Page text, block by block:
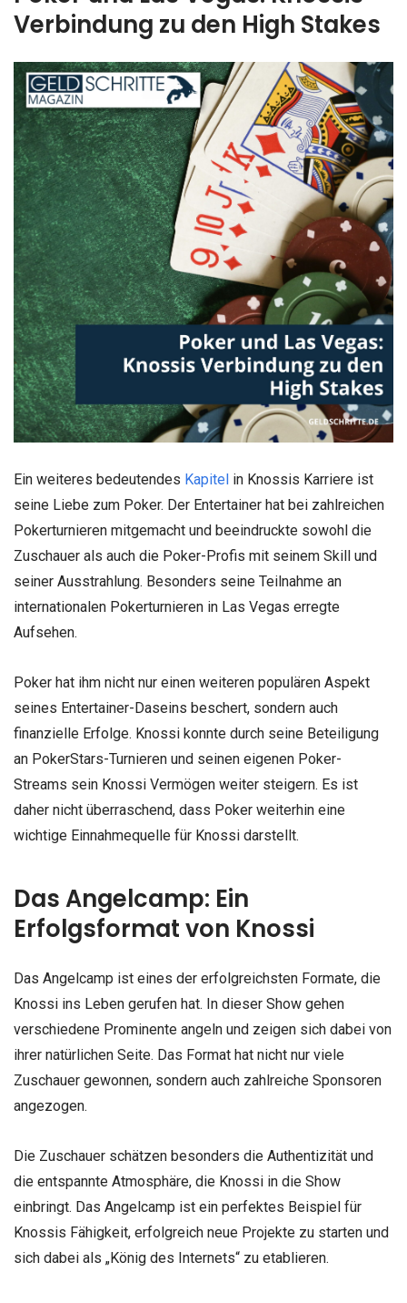
Verbindung zu den High Stakes
Ein weiteres bedeutendes Kapitel in Knossis Karriere ist
seine Liebe zum Poker. Der Entertainer hat bei zahlreichen
Pokerturnieren mitgemacht und beeindruckte sowohl die
Zuschauer als auch die Poker-Profis mit seinem Skill und
seiner Ausstrahlung. Besonders seine Teilnahme an
internationalen Pokerturnieren in Las Vegas erregte
Aufsehen.
Poker hat ihm nicht nur einen weiteren populären Aspekt
seines Entertainer-Daseins beschert, sondern auch
finanzielle Erfolge. Knossi konnte durch seine Beteiligung
an PokerStars-Turnieren und seinen eigenen Poker-
Streams sein Knossi Vermögen weiter steigern. Es ist
daher nicht überraschend, dass Poker weiterhin eine
wichtige Einnahmequelle für Knossi darstellt.
Das Angelcamp: Ein
Erfolgsformat von Knossi
Das Angelcamp ist eines der erfolgreichsten Formate, die
Knossi ins Leben gerufen hat. In dieser Show gehen
verschiedene Prominente angeln und zeigen sich dabei von
ihrer natürlichen Seite. Das Format hat nicht nur viele
Zuschauer gewonnen, sondern auch zahlreiche Sponsoren
angezogen.
Die Zuschauer schätzen besonders die Authentizität und
die entspannte Atmosphäre, die Knossi in die Show
einbringt. Das Angelcamp ist ein perfektes Beispiel für
Knossis Fähigkeit, erfolgreich neue Projekte zu starten und
sich dabei als „König des Internets“ zu etablieren.